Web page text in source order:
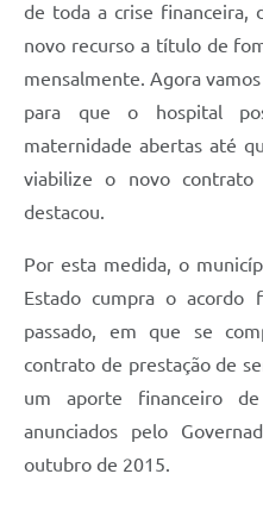
de toda a crise financeira,
novo recurso a título de
mensalmente. Agora
para que o hospital
maternidade abertas até
viabilize o novo contrato
destacou.
Por esta medida, o
Estado cumpra o acordo
passado, em que se
contrato de prestação de
um aporte financeiro
anunciados pelo
outubro de 2015.